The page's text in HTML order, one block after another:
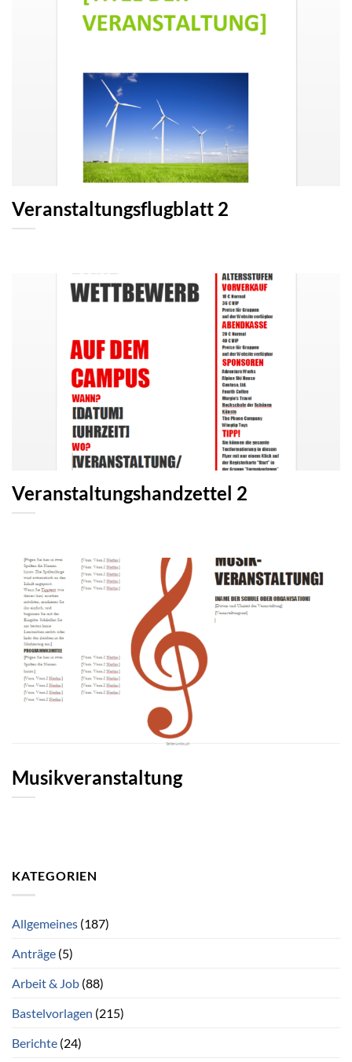
Veranstaltungsflugblatt 2
Veranstaltungshandzettel 2
Musikveranstaltung
KATEGORIEN
Allgemeines (187)
Anträge (5)
Arbeit & Job (88)
Bastelvorlagen (215)
Berichte (24)